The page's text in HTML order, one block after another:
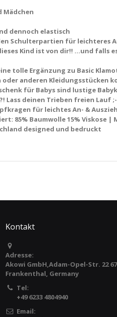
Mädchen
dennoch elastisch
Schulterpartien für leichteres
Kind ist von dir!! ...und
tolle Ergänzung zu Basic
oder anderen Kleidungsstücken
für Babys sind lustige
Lass deinen Trieben freien Lauf
für leichtes An- &
85% Baumwolle 15%
designed und bedruckt
Kontakt
Adresse:
Akowi GmbH,Adam-Opel-Str. 22
Frankenthal, Germany
Tel:
+49 6233 4804940
Email: